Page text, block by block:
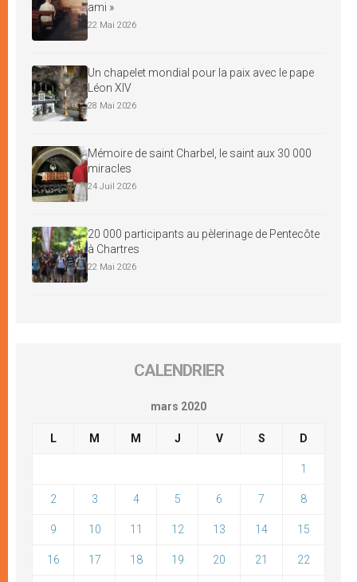
ami »
22 Mai 2026
Un chapelet mondial pour la paix avec le pape
Léon XIV
28 Mai 2026
Mémoire de saint Charbel, le saint aux 30 000
miracles
24 Juil 2026
20 000 participants au pèlerinage de Pentecôte
à Chartres
22 Mai 2026
CALENDRIER
mars 2020
L M M J V S D
1
2 3 4 5 6 7 8
9 10 11 12 13 14 15
16 17 18 19 20 21 22